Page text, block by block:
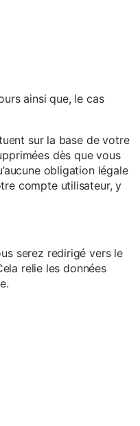
ainsi que, le cas
sur la base de votre
dès que vous
obligation légale
compte utilisateur, y
serez redirigé vers le
relie les données